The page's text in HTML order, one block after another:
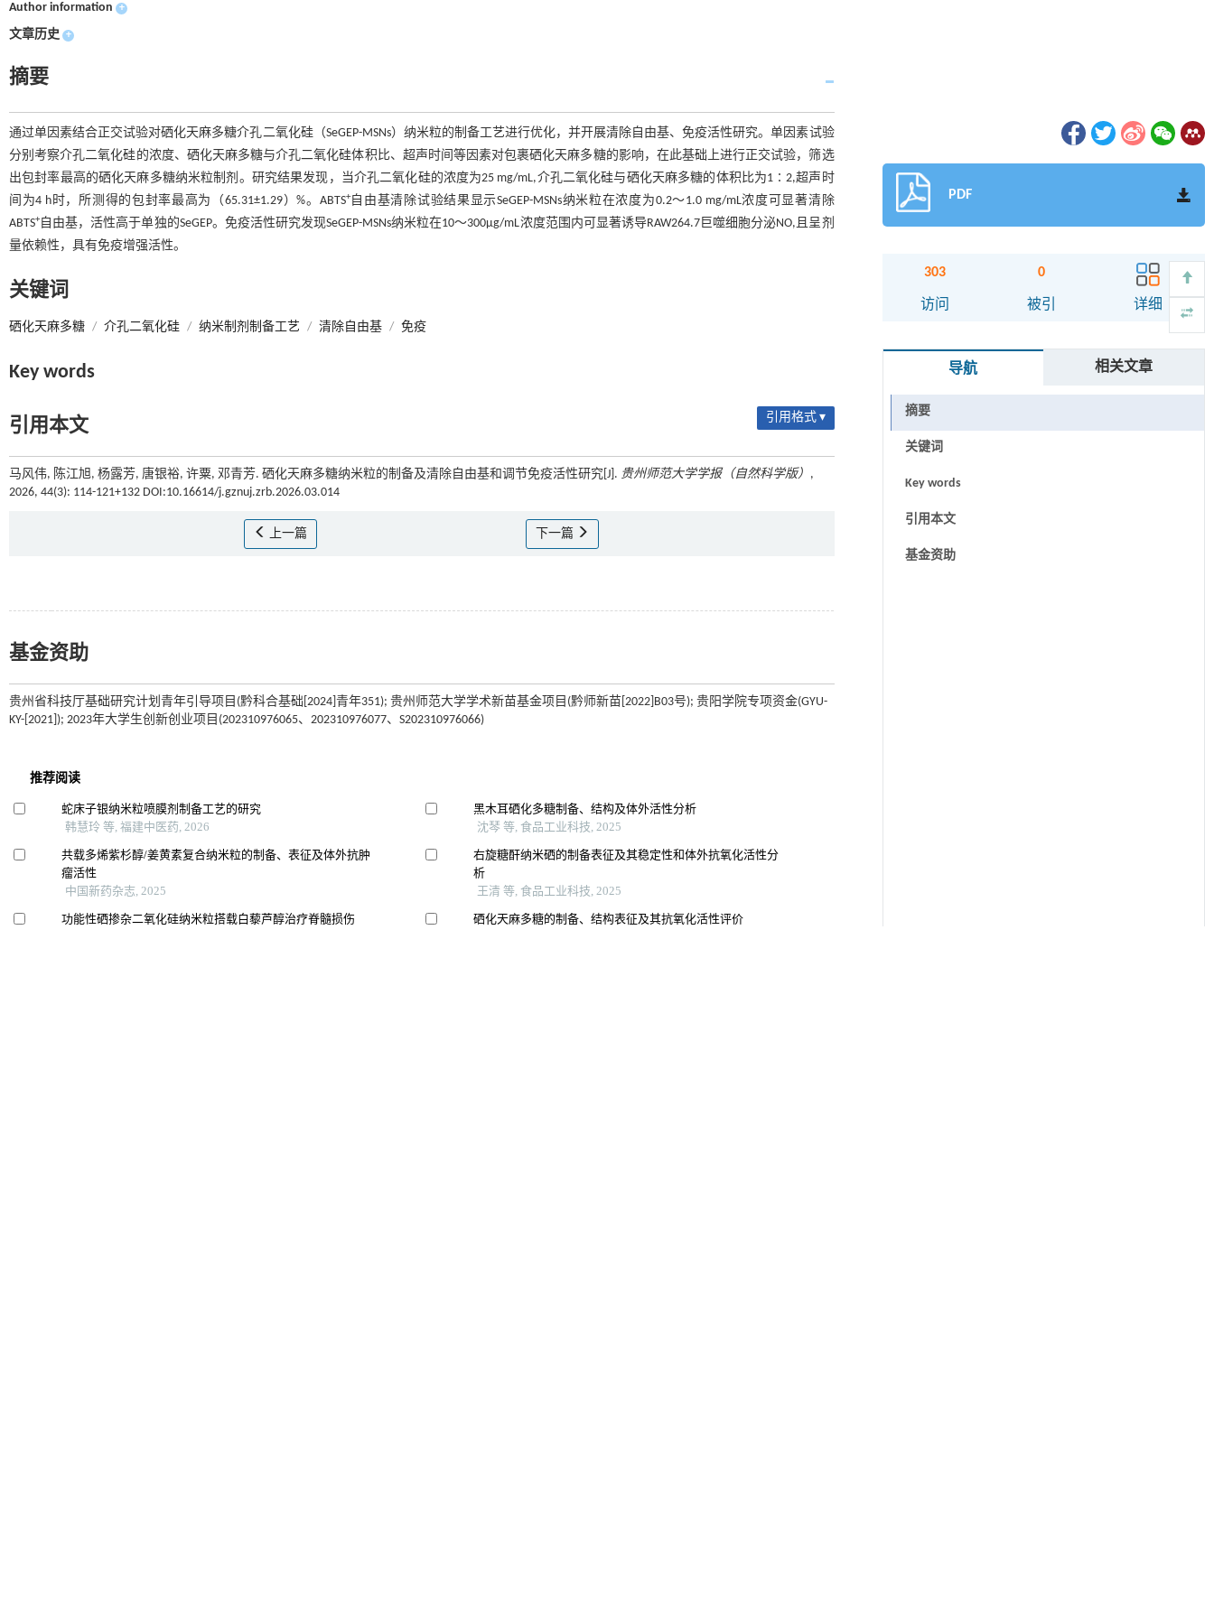
Author information +
文章历史 +
摘要
通过单因素结合正交试验对硒化天麻多糖介孔二氧化硅（SeGEP-MSNs）纳米粒的制备工艺进行优化，并开展清除自由基、免疫活性研究。单因素试验
分别考察介孔二氧化硅的浓度、硒化天麻多糖与介孔二氧化硅体积比、超声时间等因素对包裹硒化天麻多糖的影响，在此基础上进行正交试验，筛选
出包封率最高的硒化天麻多糖纳米粒制剂。研究结果发现，当介孔二氧化硅的浓度为25 mg/mL,介孔二氧化硅与硒化天麻多糖的体积比为1∶2,超声时
间为4 h时，所测得的包封率最高为（65.31±1.29）%。ABTS+自由基清除试验结果显示SeGEP-MSNs纳米粒在浓度为0.2～1.0 mg/mL浓度可显著清除
ABTS+自由基，活性高于单独的SeGEP。免疫活性研究发现SeGEP-MSNs纳米粒在10～300μg/mL浓度范围内可显著诱导RAW264.7巨噬细胞分泌NO,且呈剂
量依赖性，具有免疫增强活性。
关键词
硒化天麻多糖 / 介孔二氧化硅 / 纳米制剂制备工艺 / 清除自由基 / 免疫
Key words
引用本文 引用格式 ▾
马风伟, 陈江旭, 杨露芳, 唐银裕, 许粟, 邓青芳. 硒化天麻多糖纳米粒的制备及清除自由基和调节免疫活性研究[J]. 贵州师范大学学报（自然科学版） ,
2026, 44(3): 114-121+132 DOI:10.16614/j.gznuj.zrb.2026.03.014
上一篇 下一篇
基金资助
贵州省科技厅基础研究计划青年引导项目(黔科合基础[2024]青年351); 贵州师范大学学术新苗基金项目(黔师新苗[2022]B03号); 贵阳学院专项资金(GYU-
KY-[2021]); 2023年大学生创新创业项目(202310976065、202310976077、S202310976066)
PDF
303
访问
0
被引 详细
导航 相关文章
摘要
关键词
Key words
引用本文
基金资助